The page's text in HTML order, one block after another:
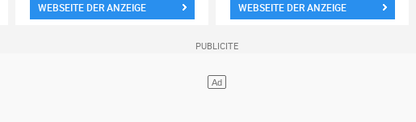
WEBSEITE DER ANZEIGE WEBSEITE DER ANZEIGE